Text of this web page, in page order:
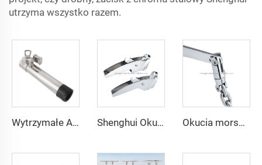
utrzyma wszystko razem.
Wytrzymałe Artykuły Okrętowe Uchwyt Na Wędki Do Łodzi Regulowany Uchwyt Na Pręt z Montażem Na Poręcz Stojak Uchwyt Na Wędkę Shenghui Okucia do jachtów, łodzi wędkarskich, szybkich łodzi, lustrzane wykończenie, nierdzewna stal 316, rolka nosowa kotwicy, akcesoria kotwiczne Okucia morskie Akcesoria żeglarskie Łącznik kotwicy ze stali nierdzewnej 316 Dwukierunkowy łącznik obrotowy do kotwicy